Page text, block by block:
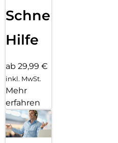
Schnelle
Hilfe
ab 29,99 €
inkl. MwSt.
Mehr
erfahren